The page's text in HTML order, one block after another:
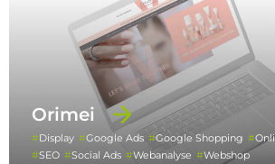
Orimei
Display Google Ads Google Shopping
SEO
Social Ads Webanalyse Webshop